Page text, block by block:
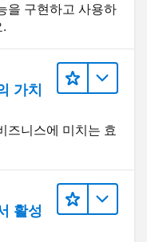
을 구현하고 사용하
가치
즈니스에 미치는 효
활성